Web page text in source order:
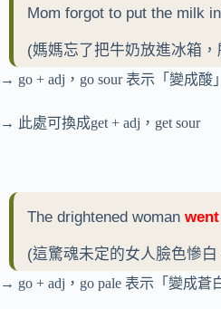
Mom forgot to put the milk
(媽媽忘了把牛奶放進冰箱
→ go + adj，go sour 表示「變成酸」
→ 此處可換成get + adj，get sour
The drightened woman went
(這驚魂未定的女人臉色慘白
→ go + adj，go pale 表示「變成蒼